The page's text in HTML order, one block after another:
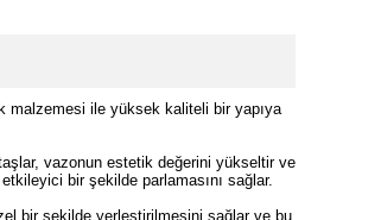
malzemesi ile yüksek kaliteli bir yapıya
vazonun estetik değerini yükseltir ve
bir şekilde parlamasını sağlar.
bir şekilde yerleştirilmesini sağlar ve bu